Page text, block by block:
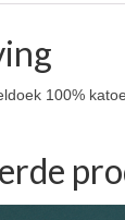
100%